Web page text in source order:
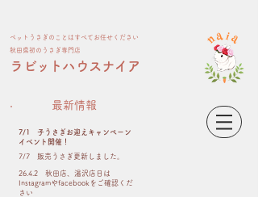
ペット​うさぎのことはすべてお任せください
​秋田県初のうさぎ専門店
​ラビットハウスナイア
最新情報
7/1 子うさぎお迎えキャンペーン
イベント開催！
​7/7 販売うさぎ更新しました。
26.4.2 秋田店、湯沢店日は
Instagramやfacebookをご確認くだ
さい